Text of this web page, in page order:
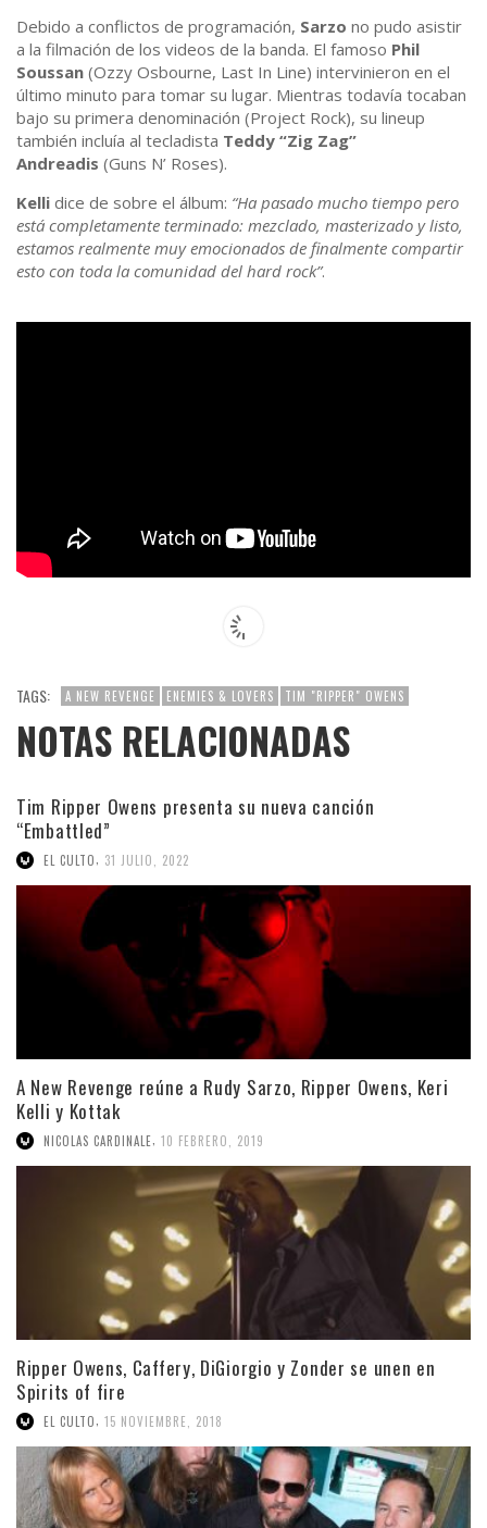
Debido a conflictos de programación, Sarzo no pudo asistir
a la filmación de los videos de la banda. El famoso Phil
Soussan (Ozzy Osbourne, Last In Line) intervinieron en el
último minuto para tomar su lugar. Mientras todavía tocaban
bajo su primera denominación (Project Rock), su lineup
también incluía al tecladista Teddy “Zig Zag”
Andreadis (Guns N’ Roses).
Kelli dice de sobre el álbum: “Ha pasado mucho tiempo pero
está completamente terminado: mezclado, masterizado y listo,
estamos realmente muy emocionados de finalmente compartir
esto con toda la comunidad del hard rock”.
TAGS: A NEW REVENGE ENEMIES & LOVERS TIM "RIPPER" OWENS
NOTAS RELACIONADAS
Tim Ripper Owens presenta su nueva canción
“Embattled”
EL CULTO, 31 JULIO, 2022
A New Revenge reúne a Rudy Sarzo, Ripper Owens, Keri
Kelli y Kottak
NICOLAS CARDINALE, 10 FEBRERO, 2019
Ripper Owens, Caffery, DiGiorgio y Zonder se unen en
Spirits of fire
EL CULTO 15 NOVIEMBRE, 2018